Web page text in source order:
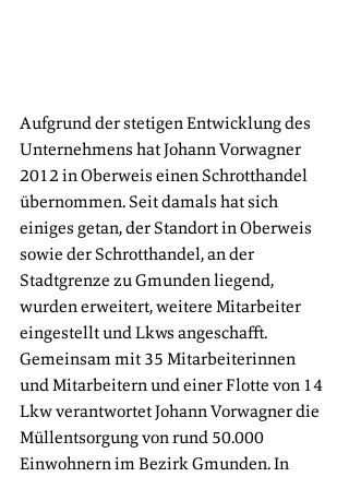
Aufgrund der stetigen Entwicklung des
Unternehmens hat Johann Vorwagner
2012 in Oberweis einen Schrotthandel
übernommen. Seit damals hat sich
einiges getan, der Standort in Oberweis
sowie der Schrotthandel, an der
Stadtgrenze zu Gmunden liegend,
wurden erweitert, weitere Mitarbeiter
eingestellt und Lkws angeschafft.
Gemeinsam mit 35 Mitarbeiterinnen
und Mitarbeitern und einer Flotte von 14
Lkw verantwortet Johann Vorwagner die
Müllentsorgung von rund 50.000
Einwohnern im Bezirk Gmunden. In